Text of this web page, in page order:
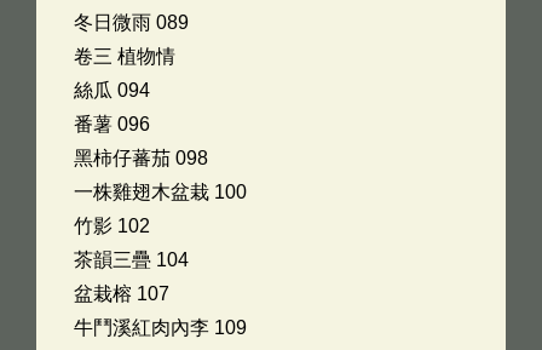
冬日微雨 089
卷三 植物情
絲瓜 094
番薯 096
黑柿仔蕃茄 098
一株雞翅木盆栽 100
竹影 102
茶韻三疊 104
盆栽榕 107
牛鬥溪紅肉內李 109